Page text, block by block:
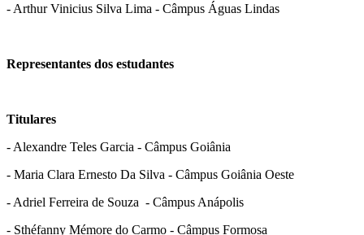
- Arthur Vinicius Silva Lima - Câmpus Águas Lindas
Representantes dos estudantes
Titulares
- Alexandre Teles Garcia - Câmpus Goiânia
- Maria Clara Ernesto Da Silva - Câmpus Goiânia Oeste
- Adriel Ferreira de Souza - Câmpus Anápolis
- Sthéfanny Mémore do Carmo - Câmpus Formosa